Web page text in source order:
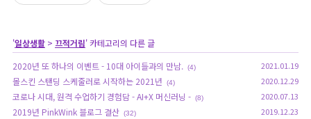
'일상생활 > 끄적거림' 카테고리의 다른 글
2020년 또 하나의 이벤트 - 10대 아이들과의 만남. (4) 2021.01.19
몰스킨 스탠딩 스케줄러로 시작하는 2021년 (4) 2020.12.29
코로나 시대, 원격 수업하기 경험담 - AI+X 머신러닝 - (8) 2020.07.13
2019년 PinkWink 블로그 결산 (32) 2019.12.23